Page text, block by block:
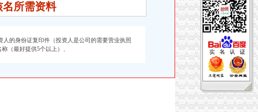
所需资料
人的身份证复印件（投资人是公司的需要营业执照
（最好提供5个以上）、